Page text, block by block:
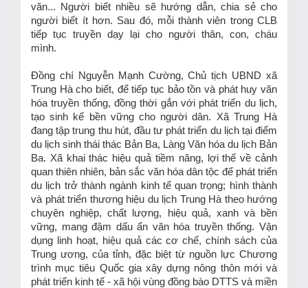
văn... Người biết nhiều sẽ hướng dẫn, chia sẻ cho
người biết ít hơn. Sau đó, mỗi thành viên trong CLB
tiếp tục truyền dạy lại cho người thân, con, cháu
mình.
Đồng chí Nguyễn Mạnh Cường, Chủ tịch UBND xã
Trung Hà cho biết, để tiếp tục bảo tồn và phát huy văn
hóa truyền thống, đồng thời gắn với phát triển du lịch,
tạo sinh kế bền vững cho người dân. Xã Trung Hà
đang tập trung thu hút, đầu tư phát triển du lịch tại điểm
du lịch sinh thái thác Bản Ba, Làng Văn hóa du lịch Bản
Ba. Xã khai thác hiệu quả tiềm năng, lợi thế về cảnh
quan thiên nhiên, bản sắc văn hóa dân tộc để phát triển
du lịch trở thành ngành kinh tế quan trọng; hình thành
và phát triển thương hiệu du lịch Trung Hà theo hướng
chuyên nghiệp, chất lượng, hiệu quả, xanh và bền
vững, mang đậm dấu ấn văn hóa truyền thống. Vận
dụng linh hoạt, hiệu quả các cơ chế, chính sách của
Trung ương, của tỉnh, đặc biệt từ nguồn lực Chương
trình mục tiêu Quốc gia xây dựng nông thôn mới và
phát triển kinh tế - xã hội vùng đồng bào DTTS và miền